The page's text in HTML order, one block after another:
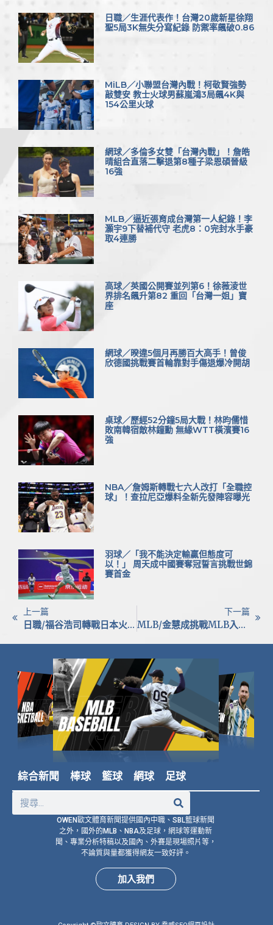
日職／生涯代表作！台灣20歲新星徐翔
聖5局3K無失分寫紀錄 防禦率飆破0.86
MiLB／小聯盟台灣內戰！柯敬賢強勢
敲雙安 教士火球男蘇嵐鴻3局飆4K與
154公里火球
網球／多倫多女雙「台灣內戰」！詹皓
晴組合直落二擊退第8種子梁恩碩晉級
16強
MLB／逼近張育成台灣第一人紀錄！李
灝宇9下替補代守 老虎8：0完封水手豪
取4連勝
高球／英國公開賽並列第6！徐薇淩世
界排名飆升第82 重回「台灣一姐」寶
座
網球／暌違5個月再勝百大高手！曾俊
欣德國挑戰賽首輪靠對手傷退爆冷開胡
桌球／歷經52分鐘5局大戰！林昀儒惜
敗南韓宿敵林鐘勳 無緣WTT橫濱賽16
強
NBA／詹姆斯轉戰七六人改打「全職控
球」！查拉尼亞爆料全新先發陣容曝光
羽球／「我不能決定輸贏但態度可
以！」 周天成中國賽奪冠誓言挑戰世錦
賽首金
上一篇
日職/福谷浩司轉戰日本火腿，迎接新挑戰與成長機會
下一篇
MLB/金慧成挑戰MLB入札未果恐遭交易？韓媒揭英雄隊重建動向
綜合新聞 棒球 籃球 網球 足球
OWEN歐文體育新聞提供國內中職、SBL籃球新聞
之外，國外的MLB、NBA及足球，網球等運動新
聞、專業分析特稿以及國內、外賽是現場照片等，
不論質與量都獲得網友一致好評。
加入我們